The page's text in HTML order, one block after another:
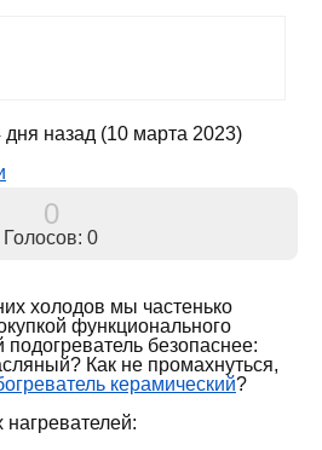
дня назад (10 марта 2023)
0
Голосов: 0
холодов мы частенько
функционального
подогреватель безопаснее:
Как не промахнуться,
керамический?